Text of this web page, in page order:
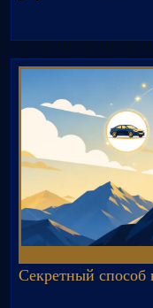
Секретный способ